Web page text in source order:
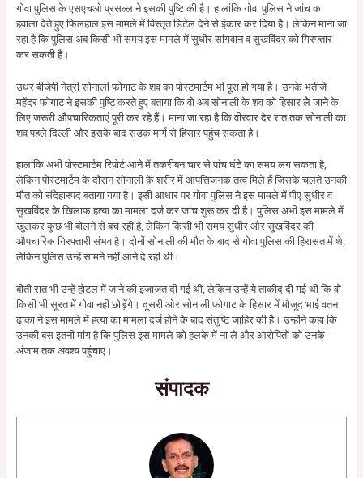
गोवा पुलिस के एसएचओ प्रसल्ल ने इसकी पुष्टि की है। हालांकि गोवा पुलिस ने जांच का
हवाला देते हुए फिलहाल इस मामले में विस्तृत डिटेल देने से इंकार कर दिया है। लेकिन माना जा
रहा है कि पुलिस अब किसी भी समय इस मामले में सुधीर सांगवान व सुखविंदर को गिरफ्तार
कर सकती है।
उधर बीजेपी नेत्री सोनाली फोगाट के शव का पोस्टमार्टम भी पूरा हो गया है। उनके भतीजे
महेंद्र फोगाट ने इसकी पुष्टि करते हुए बताया कि वो अब सोनाली के शव को हिसार लेे जाने के
लिए जरूरी औपचारिकताएं पूरी कर रहे हैं। माना जा रहा है कि वीरवार देर रात तक सोनाली का
शव पहले दिल्ली और इसके बाद सडक़ मार्ग से हिसार पहुंच सकता है।
हालांकि अभी पोस्टमार्टम रिपोर्ट आने में तकरीबन चार से पांच घंटे का समय लग सकता है,
लेकिन पोस्टमार्टम के दौरान सोनाली के शरीर में आपत्तिजनक तत्व मिले हैं जिसके चलते उनकी
मौत को संदेहास्पद बताया गया है। इसी आधार पर गोवा पुलिस ने इस मामले में पीए सुधीर व
सुखविंदर के खिलाफ हत्या का मामला दर्ज कर जांच शुरू कर दी है। पुलिस अभी इस मामले में
खुलकर कुछ भी बोलने से बच रही है, लेकिन किसी भी समय सुधीर और सुखविंदर की
औपचारिक गिरफ्तारी संभव है। दोनों सोनाली की मौत के बाद से गोवा पुलिस की हिरासत में थे,
लेकिन पुलिस उन्हें सामने नहीं आने दे रही थी।
बीती रात भी उन्हें होटल में जाने की इजाजत दी गई थी, लेकिन उन्हें ये ताकीद दी गई थी कि वो
किसी भी सूरत में गोवा नहीं छोड़ेंगे। दूसरी ओर सोनाली फोगाट के हिसार में मौजूद भाई वतन
ढाका ने इस मामले में हत्या का मामला दर्ज होने के बाद संतुष्टि जाहिर की है। उन्होंने कहा कि
उनकी बस इतनी मांग है कि पुलिस इस मामले को हलके में ना ले और आरोपितों को उनके
अंजाम तक अवश्य पहुंचाए।
संपादक